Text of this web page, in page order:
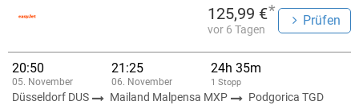
125,99 €*
vor 6 Tagen
Prüfen
20:50
05. November
21:25
06. November
24h 35m
1 Stopp
Düsseldorf DUS Mailand Malpensa MXP
Podgorica TGD